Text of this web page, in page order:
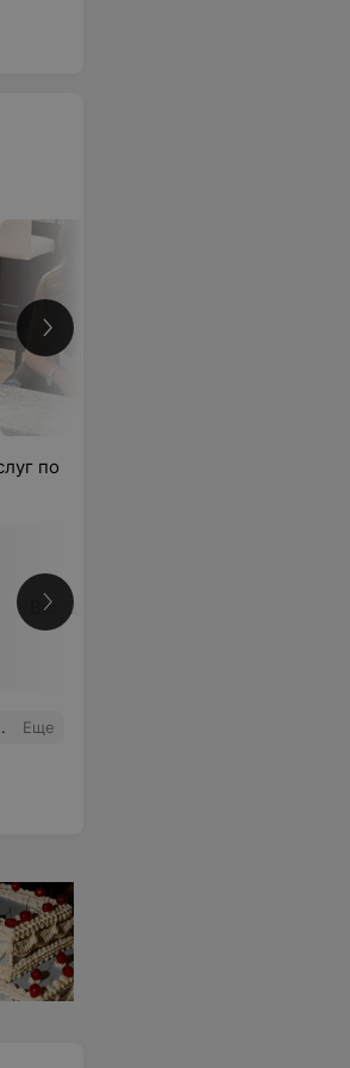
по
Все цены
Еще